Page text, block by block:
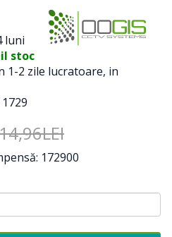
luni
stoc
1-2 zile lucratoare, in
1729
172900